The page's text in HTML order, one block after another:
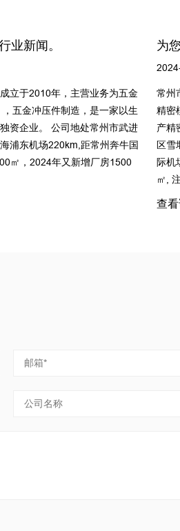
和行业新闻。
公司成立于2010年，主营业务为五金
维修 ，五金冲压件制造，是一家以生
私营独资企业。 公司地处常州市武进
离上海浦东机场220km,距常州奔牛国
5400㎡，2024年又新增厂房1500